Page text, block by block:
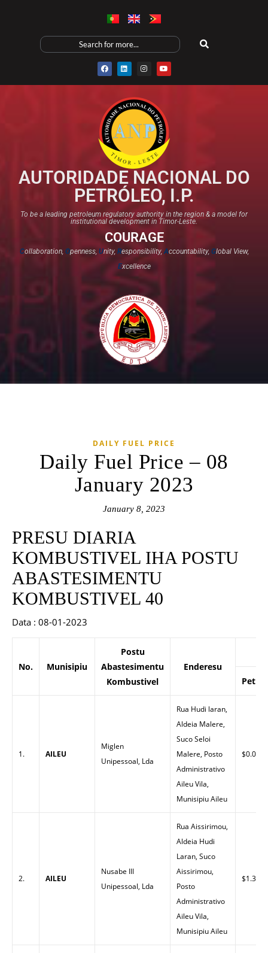
AUTORIDADE NACIONAL DO
PETRÓLEO, I.P.
To be a leading petroleum regulatory authority in the region & a model for
institutional development in Timor-Leste.
COURAGE
Collaboration, Openness, Unity, Responsibility,Accountability, Global View,
Excellence​
DAILY FUEL PRICE
Daily Fuel Price – 08
January 2023
January 8, 2023
PRESU DIARIA
KOMBUSTIVEL IHA POSTU
ABASTESIMENTU
KOMBUSTIVEL 40
Data : 08-01-2023
No. Munisipiu
Postu
Abastesimentu
Kombustivel
Enderesu
Petrol
1. AILEU
Miglen
Unipessoal, Lda
Rua Hudi laran,
Aldeia Malere,
Suco Seloi
Malere, Posto
Administrativo
Aileu Vila,
Munisipiu Aileu
$0.00
2. AILEU
Nusabe III
Unipessoal, Lda
Rua Aissirimou,
Aldeia Hudi
Laran, Suco
Aissirimou,
Posto
Administrativo
Aileu Vila,
Munisipiu Aileu
$1.30